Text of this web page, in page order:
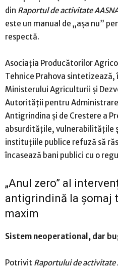
din Raportul de activitate
este un manual de „așa nu”
respectă.
Asociația Producătorilor
Tehnice Prahova
Ministerului Agriculturii și
Autorității pentru
Antigrindina și de Crestere a
absurditățile, vulnerabilitățile
instituțiile publice refuză să
încasează bani publici cu o
„Anul zero” al
antigrindină la șomaj
maxim
Sistem neoperational, dar
Potrivit Raportului de activitate